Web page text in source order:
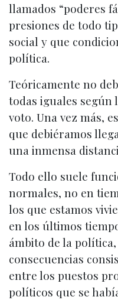
llamados “poderes
presiones de todo
social y que
política.
Teóricamente no
todas iguales según
voto. Una vez más,
que debiéramos
una inmensa
Todo ello suele
normales, no en
los que estamos
en los últimos
ámbito de la
consecuencias
entre los puestos
políticos que se